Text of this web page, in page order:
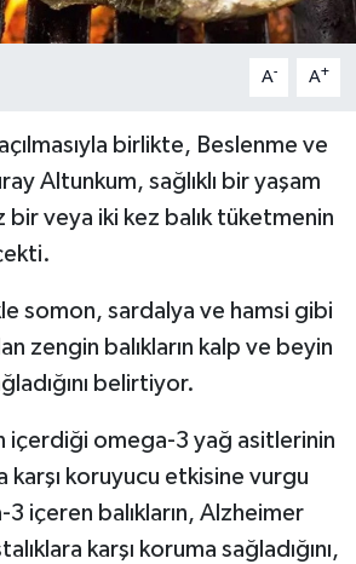
A- A+
birlikte, Beslenme ve
Altunkum, sağlıklı bir yaşam
bir veya iki kez balık tüketmenin
somon, sardalya ve hamsi gibi
zengin balıkların kalp ve beyin
belirtiyor.
içerdiği omega-3 yağ asitlerinin
karşı koruyucu etkisine vurgu
içeren balıkların, Alzheimer
karşı koruma sağladığını,